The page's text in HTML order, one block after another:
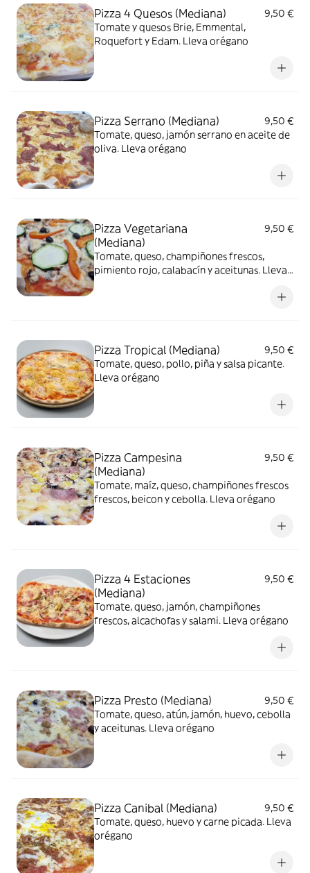
Pizza 4 Quesos (Mediana)
9,50 €
Tomate y quesos Brie, Emmental,
Roquefort y Edam. Lleva orégano
Pizza Serrano (Mediana)
9,50 €
Tomate, queso, jamón serrano en aceite de
oliva. Lleva orégano
Pizza Vegetariana
(Mediana)
9,50 €
Tomate, queso, champiñones frescos,
pimiento rojo, calabacín y aceitunas. Lleva
Pizza Tropical (Mediana)
9,50 €
Tomate, queso, pollo, piña y salsa picante.
Lleva orégano
Pizza Campesina
(Mediana)
9,50 €
Tomate, maíz, queso, champiñones frescos
frescos, beicon y cebolla. Lleva orégano
Pizza 4 Estaciones
(Mediana)
9,50 €
Tomate, queso, jamón, champiñones
frescos, alcachofas y salami. Lleva orégano
Pizza Presto (Mediana)
9,50 €
Tomate, queso, atún, jamón, huevo, cebolla
y aceitunas. Lleva orégano
Pizza Canibal (Mediana)
9,50 €
Tomate, queso, huevo y carne picada. Lleva
orégano